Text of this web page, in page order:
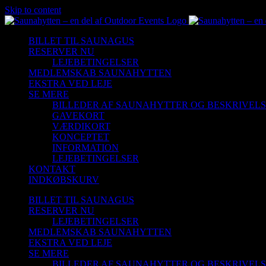
Skip to content
BILLET TIL SAUNAGUS
RESERVER NU
LEJEBETINGELSER
MEDLEMSKAB SAUNAHYTTEN
EKSTRA VED LEJE
SE MERE
BILLEDER AF SAUNAHYTTER OG
GAVEKORT
VÆRDIKORT
KONCEPTET
INFORMATION
LEJEBETINGELSER
KONTAKT
INDKØBSKURV
BILLET TIL SAUNAGUS
RESERVER NU
LEJEBETINGELSER
MEDLEMSKAB SAUNAHYTTEN
EKSTRA VED LEJE
SE MERE
BILLEDER AF SAUNAHYTTER OG